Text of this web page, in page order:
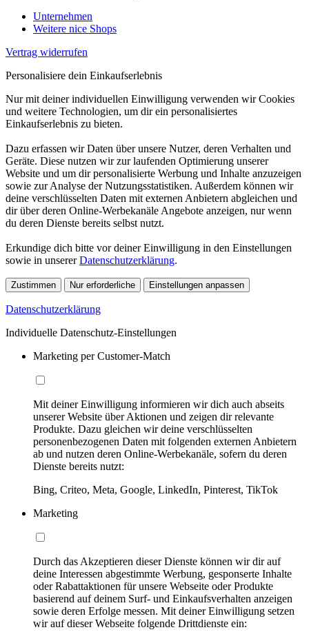
Unternehmen
Weitere nice Shops
Vertrag widerrufen
Personalisiere dein Einkaufserlebnis
Nur mit deiner individuellen Einwilligung verwenden wir Cookies
und weitere Technologien, um dir ein personalisiertes
Einkaufserlebnis zu bieten.
Dazu erfassen wir Daten über unsere Nutzer, deren Verhalten und
Geräte. Diese nutzen wir zur laufenden Optimierung unserer
Website und um dir personalisierte Werbung und Inhalte anzuzeigen
sowie zur Analyse der Nutzungsstatistiken. Außerdem können wir
deine verschlüsselten Daten mit externen Anbietern abgleichen und
dir über deren Online-Werbekanäle Angebote anzeigen, nur wenn
du deren Dienste bereits selbst nutzt.
Erkundige dich bitte vor deiner Einwilligung in den Einstellungen
sowie in unsererDatenschutzerklärung.
Zustimmen Nur erforderliche Einstellungen anpassen
Datenschutzerklärung
Individuelle Datenschutz-Einstellungen
Marketing per Customer-Match
Mit deiner Einwilligung informieren wir dich auch abseits
unserer Website über Aktionen und zeigen dir relevante
Produkte. Dazu gleichen wir deine verschlüsselten
personenbezogenen Daten mit folgenden externen Anbietern
ab und nutzen deren Online-Werbekanäle, sofern du deren
Dienste bereits nutzt:
Bing, Criteo, Meta, Google, LinkedIn, Pinterest, TikTok
Marketing
Durch das Akzeptieren dieser Dienste können wir dir auf
deine Interessen abgestimmte Werbung, gesponserte Inhalte
oder Rabattaktionen für unsere Webseite oder Produkte
basierend auf deinem Surf- und Einkaufsverhalten anzeigen
sowie deren Erfolge messen. Mit deiner Einwilligung setzen
wir auf dieser Webseite folgende Drittdienste ein: